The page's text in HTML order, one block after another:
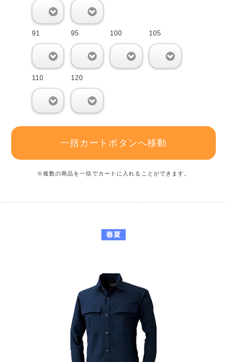
91 95 100 105
110 120
一括カートボタンへ移動
※複数の商品を一括でカートに入れることができます。